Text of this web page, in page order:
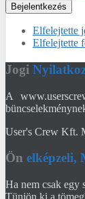
Bejelentkezés
Elfelejtette
Elfelejtette
Jogi
A
User's Crew Kft.
Ön elképzeli,
Ha nem csak egy